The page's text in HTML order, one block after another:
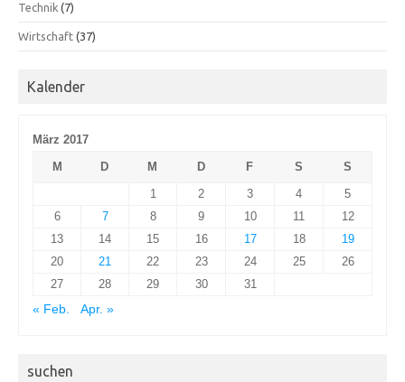
Technik (7)
Wirtschaft (37)
Kalender
März 2017
M
D M D F S
S
1
2 3 4
5
6
7 8 9 10 11
12
13
14 15 16 17 18
19
20
21 22 23 24 25
26
27
28 29 30
31
« Feb.
Apr. »
suchen